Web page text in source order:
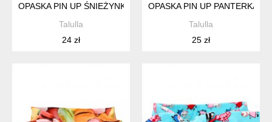
OPASKA PIN UP ŚNIEŻYNKI
Talulla
24 zł
OPASKA PIN UP PANTERKA
Talulla
25 zł